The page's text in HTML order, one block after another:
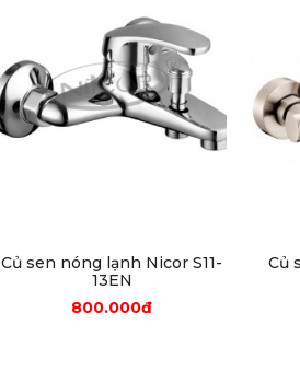
Củ sen nóng lạnh Nicor S11-
13EN
800.000đ
Củ